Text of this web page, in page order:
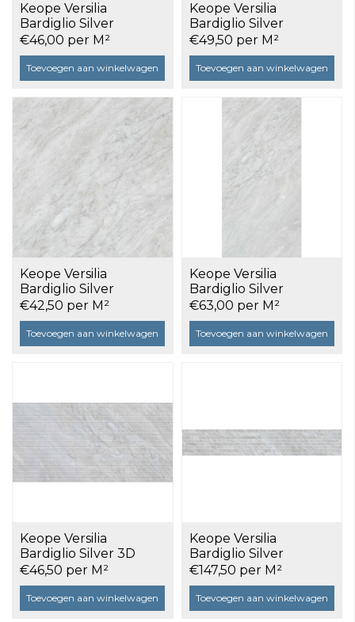
Keope Versilia
Bardiglio Silver
Ultramatt 60x120 a
1,44 m²
€46,00 per M²
Toevoegen aan winkelwagen
Keope Versilia
Bardiglio Silver
Ultrasilky 60x120 a 1,44
m²
€49,50 per M²
Toevoegen aan winkelwagen
Keope Versilia
Bardiglio Silver
Ultrasilky 60x60 a 1,08
m²
€42,50 per M²
Toevoegen aan winkelwagen
Keope Versilia
Bardiglio Silver
Outdoor R11 60x120x2
a 0,72 m²
€63,00 per M²
Toevoegen aan winkelwagen
Keope Versilia
Bardiglio Silver 3D
Flute 60x120 a 1,44 m²
€46,50 per M²
Toevoegen aan winkelwagen
Keope Versilia
Bardiglio Silver
Ultrasilky Plisse 20x120
a 0,96 m²
€147,50 per M²
Toevoegen aan winkelwagen